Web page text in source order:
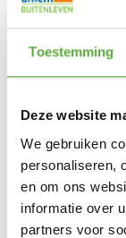
Toestemming
Deze website
We gebruiken
personaliseren,
en om ons
informatie over
partners voor
Door het
Kamado
verlengd.
ademend,
tegen. De
dankzij de
Een
verlengt de
Platinum
waterdicht,